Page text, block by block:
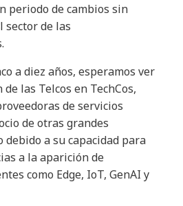
periodo de cambios sin
sector de las
a diez años, esperamos ver
las Telcos en TechCos,
de servicios
de otras grandes
debido a su capacidad para
a la aparición de
como Edge, IoT, GenAI y